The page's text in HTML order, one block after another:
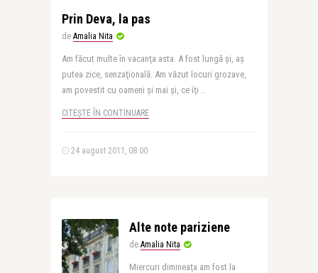
Prin Deva, la pas
de Amalia Nita
Am făcut multe în vacanţa asta. A fost lungă şi, aş
putea zice, senzaţională. Am văzut locuri grozave,
am povestit cu oameni şi mai şi, ce îţi ..
CITEȘTE ÎN CONTINUARE
24 august 2011, 08:00
Alte note pariziene
de Amalia Nita
Miercuri dimineaţa am fost la